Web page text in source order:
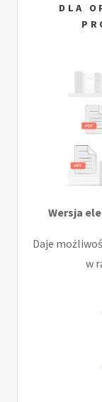
DLA
Wersja
Daje
w